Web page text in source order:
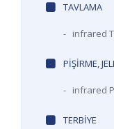
TAVLAMA
- infrared
PIŞIRME,
- infrared
TERBIYE